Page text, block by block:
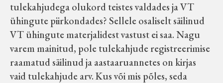
tulekahjudega olukord teistes valdades ja VT
ühingute piirkondades? Sellele osaliselt säilinud
VT ühingute materjalidest vastust ei saa. Nagu
varem mainitud, pole tulekahjude registreerimise
raamatud säilinud ja aastaaruannetes on kirjas
vaid tulekahjude arv. Kus või mis põles, seda